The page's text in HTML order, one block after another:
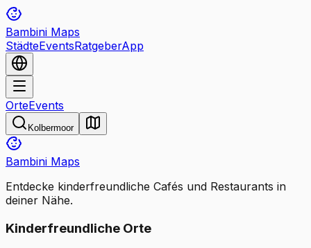
Bambini Maps
StädteEventsRatgeberApp
OrteEvents
Kolbermoor
Bambini Maps
Entdecke kinderfreundliche Cafés und Restaurants in
deiner Nähe.
Kinderfreundliche Orte